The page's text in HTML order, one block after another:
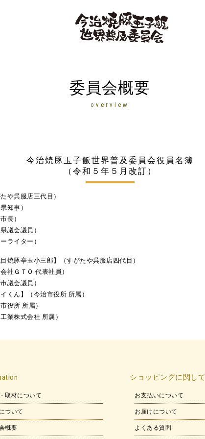
委員会概要
overview
今治焼豚玉子飯世界普及委員会役員名簿
（令和５年５月改訂）
呉服店三代目）
事）
長）
議員）
イター）
玉小三郎】（すがたや呉服店四代目）
ＧＴＯ 代表社員）
会議員）
ん】（今治市役所 所属）
所 所属）
株式会社 所属）
取材について
ついて
概要
ショッピングに関して
お支払いについて
お届けについて
よくある質問